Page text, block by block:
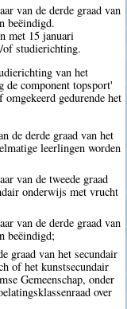
van de derde graad van
beëindigd.
met 15 januari
of studierichting.
van het
de component topsport'
omgekeerd gedurende het
de derde graad van het
leerlingen worden
van de tweede graad
onderwijs met vrucht
van de derde graad van
beëindigd;
graad van het secundair
of het kunstsecundair
Gemeenschap, onder
over